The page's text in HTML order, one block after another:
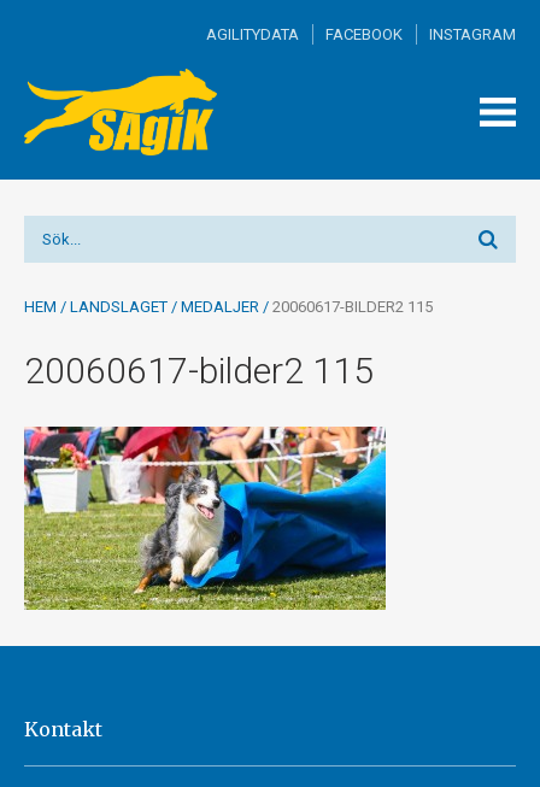
AGILITYDATA FACEBOOK INSTAGRAM
HEM / LANDSLAGET / MEDALJER / 20060617-BILDER2 115
20060617-bilder2 115
Kontakt